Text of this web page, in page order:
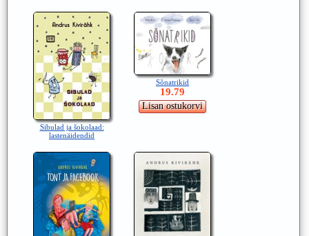
Sibulad ja šokolaad:
lastenäidendid
Sõnatrikid
19.79